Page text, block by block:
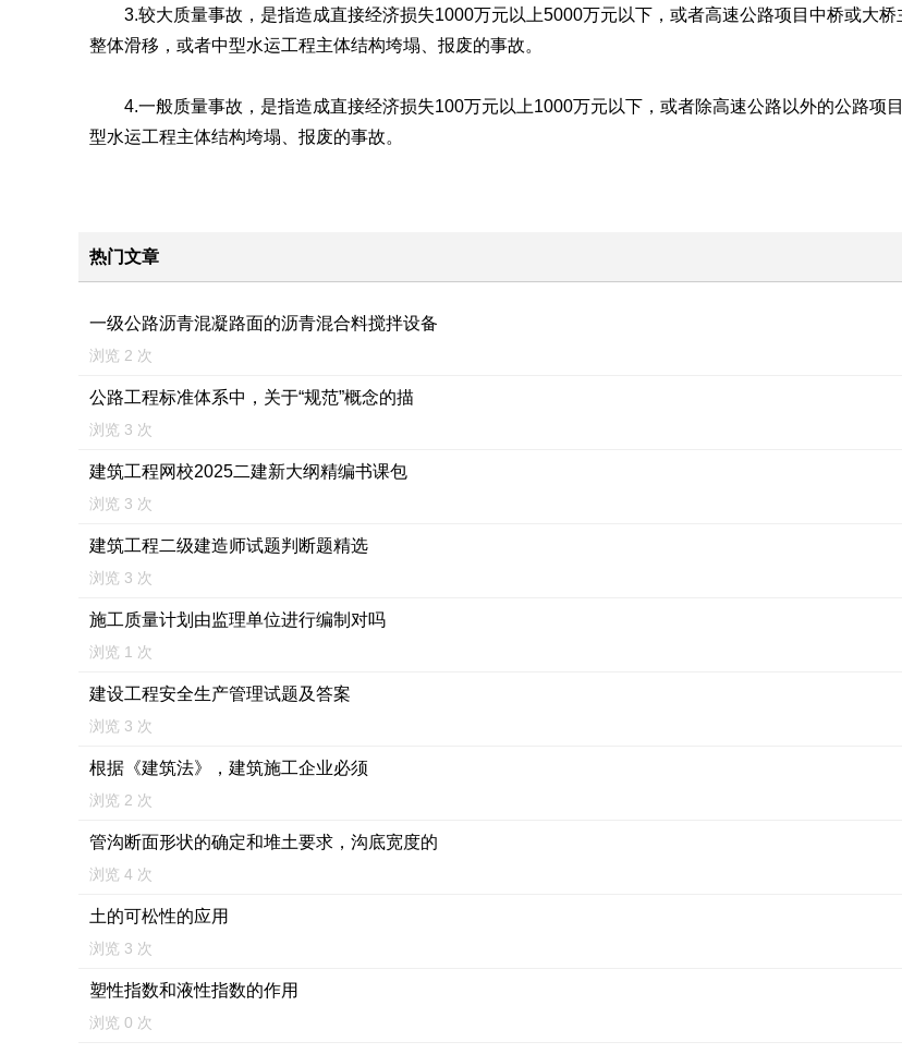
3.较大质量事故，是指造成直接经济损失1000万元以上5000万元以下，或者高速公路项目中桥或大桥
整体滑移，或者中型水运工程主体结构垮塌、报废的事故。
4.一般质量事故，是指造成直接经济损失100万元以上1000万元以下，或者除高速公路以外的公路项
型水运工程主体结构垮塌、报废的事故。
热门文章
一级公路沥青混凝路面的沥青混合料搅拌设备
浏览 2 次
公路工程标准体系中，关于“规范”概念的描
浏览 3 次
建筑工程网校2025二建新大纲精编书课包
浏览 3 次
建筑工程二级建造师试题判断题精选
浏览 3 次
施工质量计划由监理单位进行编制对吗
浏览 1 次
建设工程安全生产管理试题及答案
浏览 3 次
根据《建筑法》，建筑施工企业必须
浏览 2 次
管沟断面形状的确定和堆土要求，沟底宽度的
浏览 4 次
土的可松性的应用
浏览 3 次
塑性指数和液性指数的作用
浏览 0 次